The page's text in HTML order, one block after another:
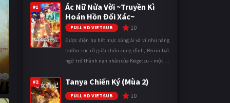
#1
Ác Nữ Nửa Vời ~Truyền Kì
Hoán Hồn Đổi Xác~
FULL HD VIETSUB 10
Được điện hạ hết mực sủng ái và ví như nàng
bướm rực rỡ giữa chốn cung đình, Reirin bất
ngờ trở thành nạn nhân của Keigetsu – một kẻ
thuật để hoán đổi th ...
#2 Tanya Chiến Ký (Mùa 2)
FULL HD VIETSUB 10